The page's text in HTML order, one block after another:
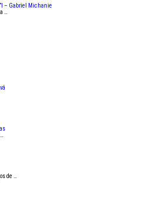
– Gabriel Michanie
…
de …